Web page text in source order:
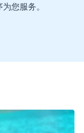
您服务。